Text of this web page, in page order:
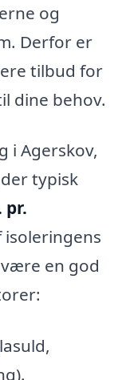
og
Derfor er
tilbud for
dine behov.
i Agerskov,
typisk
pr.
en god